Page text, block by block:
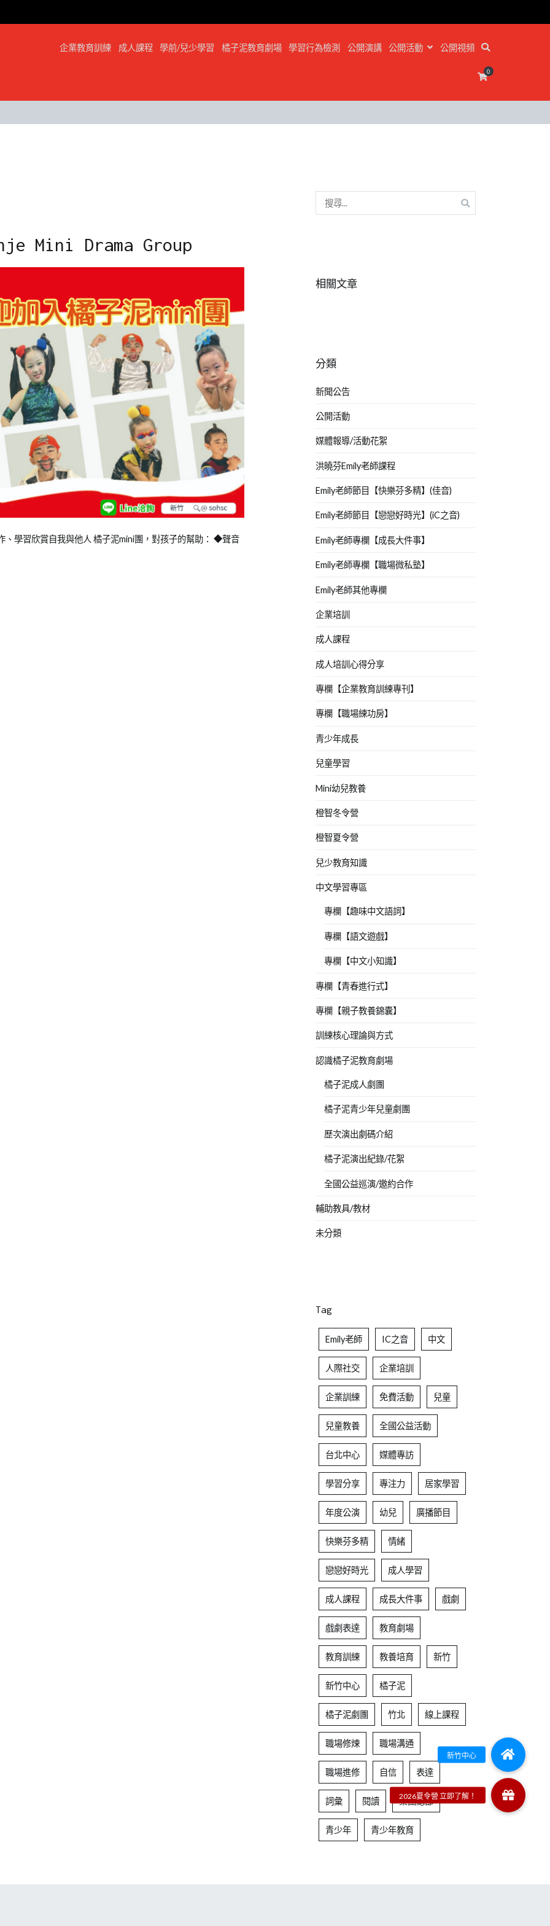
企業教育訓練 成人課程 學前/兒少學習 橘子泥教育劇場 學習行為檢測 公開演講 公開活動 公開視頻
0
Mini Drama Group
學習欣賞自我與他人 橘子泥mini團，對孩子的幫助： ◆聲音
尋
相關文章
分類
新聞公告
公開活動
媒體報導/活動花絮
洪曉芬Emily老師課程
Emily老師節目【快樂芬多精】(佳音)
Emily老師節目【戀戀好時光】(iC之音)
Emily老師專欄【成長大件事】
Emily老師專欄【職場微私塾】
Emily老師其他專欄
企業培訓
成人課程
成人培訓心得分享
專欄【企業教育訓練專刊】
專欄【職場練功房】
青少年成長
兒童學習
Mini幼兒教養
橙智冬令營
橙智夏令營
兒少教育知識
中文學習專區
專欄【趣味中文語詞】
專欄【語文遊戲】
專欄【中文小知識】
專欄【青春進行式】
專欄【親子教養錦囊】
訓練核心理論與方式
認識橘子泥教育劇場
橘子泥成人劇團
橘子泥青少年兒童劇團
歷次演出劇碼介紹
橘子泥演出紀錄/花絮
全國公益巡演/邀約合作
輔助教具/教材
未分類
Tag
Emily老師 IC之音 中文
人際社交 企業培訓
企業訓練 免費活動 兒童
兒童教養 全國公益活動
台北中心 媒體專訪
學習分享 專注力 居家學習
年度公演 幼兒 廣播節目
快樂芬多精 情緒
戀戀好時光 成人學習
成人課程 成長大件事 戲劇
戲劇表達 教育劇場
教育訓練 教養培育 新竹
新竹中心 橘子泥
橘子泥劇團 竹北 線上課程
職場修煉 職場溝通
職場進修 自信 表達
詞彙 閱讀 集團總部
青少年 青少年教育